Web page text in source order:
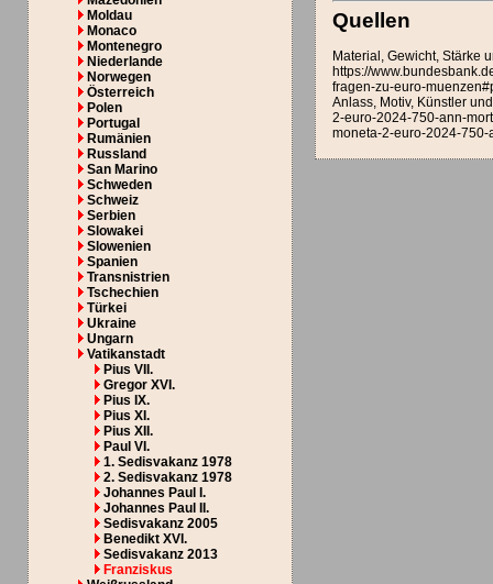
Moldau
Monaco
Montenegro
Niederlande
Norwegen
Österreich
Polen
Portugal
Rumänien
Russland
San Marino
Schweden
Schweiz
Serbien
Slowakei
Slowenien
Spanien
Transnistrien
Tschechien
Türkei
Ukraine
Ungarn
Vatikanstadt
Pius VII.
Gregor XVI.
Pius IX.
Pius XI.
Pius XII.
Paul VI.
1. Sedisvakanz 1978
2. Sedisvakanz 1978
Johannes Paul I.
Johannes Paul II.
Sedisvakanz 2005
Benedikt XVI.
Sedisvakanz 2013
Franziskus
Quellen
Material, Gewicht, Stärke
https://
fragen-zu-euro-
Anlass, Motiv, Künstler
2-euro-2024-750-ann-
moneta-2-euro-2024-750-